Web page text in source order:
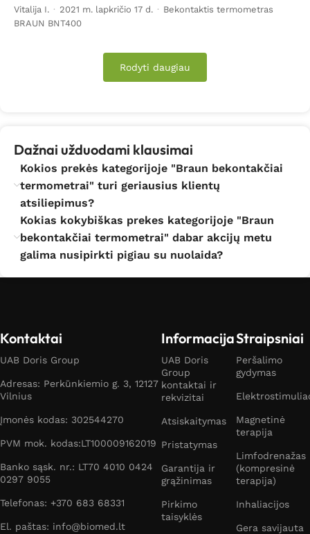
Vitalija I. · 2021 m. lapkričio 17 d. · Bekontaktis termometras
BRAUN BNT400
Rodyti daugiau
Dažnai užduodami klausimai
Kokios prekės kategorijoje "Braun bekontakčiai
termometrai" turi geriausius klientų
atsiliepimus?
Kokias kokybiškas prekes kategorijoje "Braun
bekontakčiai termometrai" dabar akcijų metu
galima nusipirkti pigiau su nuolaida?
Kontaktai
UAB Doris Group
Adresas: Perkūnkiemio g. 3, 12127
Vilnius
Įmonės kodas: 302544270
PVM mok. kodas:LT100009162019
Banko sąsk. nr.: LT70 4010 0424
0297 9055
Telefonas: +370 683 68331
El. paštas: info@biomed.lt
Informacija
UAB Doris
Group
kontaktai ir
rekvizitai
Atsiskaitymas
Pristatymas
Garantija ir
grąžinimas
Pirkimo
taisyklės
Straipsniai
Peršalimo
gydymas
Magnetinė
terapija
Limfodrenažas
(kompresinė
terapija)
Inhaliacijos
Gera savijauta